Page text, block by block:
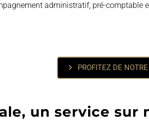
administratif, pré-
chevron_right PROFITEZ DE
un service sur